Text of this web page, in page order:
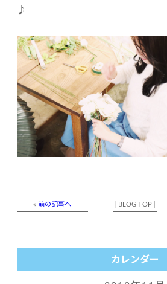
♪
« 前の記事へ BLOG TOP
カレンダー